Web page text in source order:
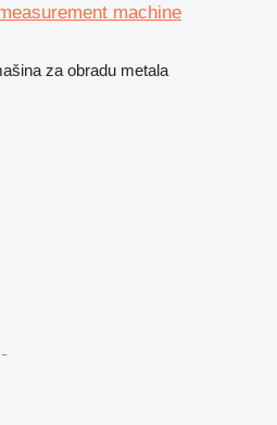
machine
za obradu metala